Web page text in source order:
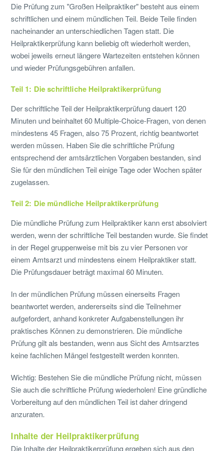
Die Prüfung zum "Großen Heilpraktiker" besteht aus einem
schriftlichen und einem mündlichen Teil. Beide Teile finden
nacheinander an unterschiedlichen Tagen statt. Die
Heilpraktikerprüfung kann beliebig oft wiederholt werden,
wobei jeweils erneut längere Wartezeiten entstehen können
und wieder Prüfungsgebühren anfallen.
Teil 1: Die schriftliche Heilpraktikerprüfung
Der schriftliche Teil der Heilpraktikerprüfung dauert 120
Minuten und beinhaltet 60 Multiple-Choice-Fragen, von denen
mindestens 45 Fragen, also 75 Prozent, richtig beantwortet
werden müssen. Haben Sie die schriftliche Prüfung
entsprechend der amtsärztlichen Vorgaben bestanden, sind
Sie für den mündlichen Teil einige Tage oder Wochen später
zugelassen.
Teil 2: Die mündliche Heilpraktikerprüfung
Die mündliche Prüfung zum Heilpraktiker kann erst absolviert
werden, wenn der schriftliche Teil bestanden wurde. Sie findet
in der Regel gruppenweise mit bis zu vier Personen vor
einem Amtsarzt und mindestens einem Heilpraktiker statt.
Die Prüfungsdauer beträgt maximal 60 Minuten.
In der mündlichen Prüfung müssen einerseits Fragen
beantwortet werden, andererseits sind die Teilnehmer
aufgefordert, anhand konkreter Aufgabenstellungen ihr
praktisches Können zu demonstrieren. Die mündliche
Prüfung gilt als bestanden, wenn aus Sicht des Amtsarztes
keine fachlichen Mängel festgestellt werden konnten.
Wichtig: Bestehen Sie die mündliche Prüfung nicht, müssen
Sie auch die schriftliche Prüfung wiederholen! Eine gründliche
Vorbereitung auf den mündlichen Teil ist daher dringend
anzuraten.
Inhalte der Heilpraktikerprüfung
Die Inhalte der Heilpraktikerprüfung ergeben sich aus den